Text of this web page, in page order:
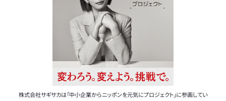
株式会社サギサカは「中小企業からニッポンを元気にプロジェクト」に参画してい